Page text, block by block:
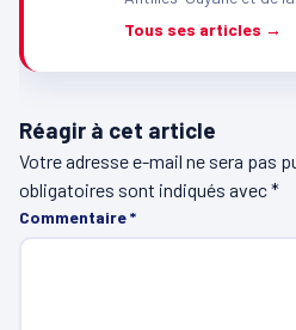
Tous ses articles →
Réagir à cet article
Votre adresse e-mail ne sera pas
obligatoires sont indiqués avec*
Commentaire*